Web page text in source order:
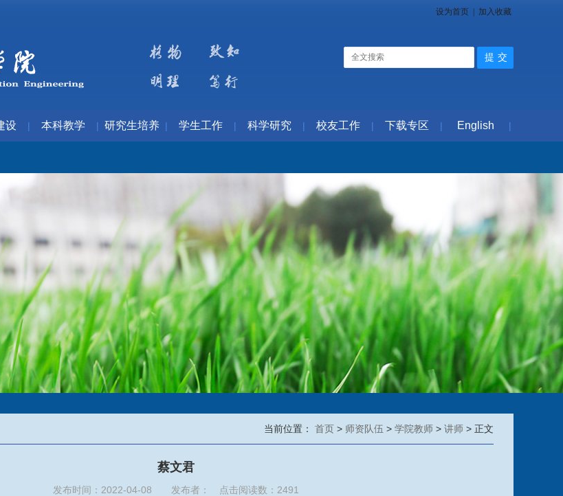
设为首页 加入收藏
设 | 本科教学 | 研究生培养 | 学生工作 | 科学研究 | 校友工作 | 下载专区 | English |
当前位置： 首页 > 师资队伍 > 学院教师 > 讲师 > 正文
蔡文君
发布时间：2022-04-08 发布者： 点击阅读数： 2491